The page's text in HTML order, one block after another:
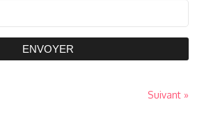
ENVOYER
Suivant »